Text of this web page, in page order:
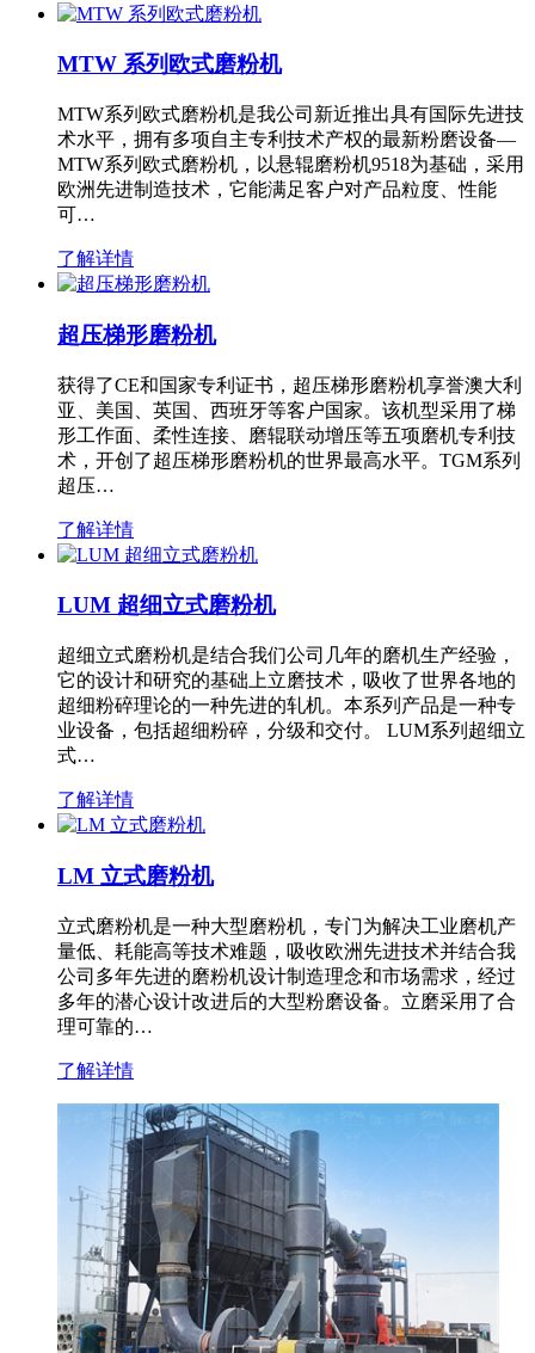
MTW 系列欧式磨粉机
MTW系列欧式磨粉机是我公司新近推出具有国际先进技
术水平，拥有多项自主专利技术产权的最新粉磨设备—
MTW系列欧式磨粉机，以悬辊磨粉机9518为基础，采用
欧洲先进制造技术，它能满足客户对产品粒度、性能
可…
了解详情
超压梯形磨粉机
获得了CE和国家专利证书，超压梯形磨粉机享誉澳大利
亚、美国、英国、西班牙等客户国家。该机型采用了梯
形工作面、柔性连接、磨辊联动增压等五项磨机专利技
术，开创了超压梯形磨粉机的世界最高水平。TGM系列
超压…
了解详情
LUM 超细立式磨粉机
超细立式磨粉机是结合我们公司几年的磨机生产经验，
它的设计和研究的基础上立磨技术，吸收了世界各地的
超细粉碎理论的一种先进的轧机。本系列产品是一种专
业设备，包括超细粉碎，分级和交付。 LUM系列超细立
式…
了解详情
LM 立式磨粉机
立式磨粉机是一种大型磨粉机，专门为解决工业磨机产
量低、耗能高等技术难题，吸收欧洲先进技术并结合我
公司多年先进的磨粉机设计制造理念和市场需求，经过
多年的潜心设计改进后的大型粉磨设备。立磨采用了合
理可靠的…
了解详情